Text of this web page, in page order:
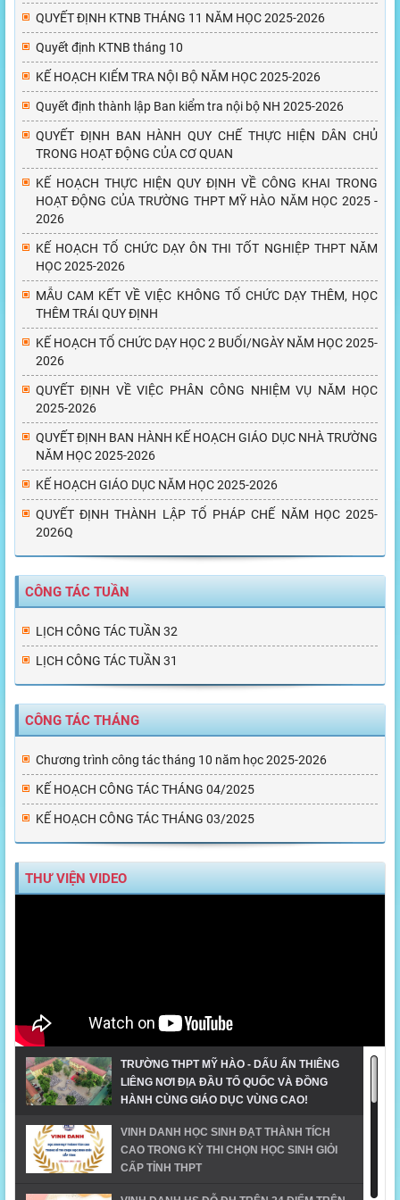
QUYẾT ĐỊNH KTNB THÁNG 11 NĂM HỌC 2025-2026
Quyết định KTNB tháng 10
KẾ HOẠCH KIỂM TRA NỘI BỘ NĂM HỌC 2025-2026
Quyết định thành lập Ban kiểm tra nội bộ NH 2025-2026
QUYẾT ĐỊNH BAN HÀNH QUY CHẾ THỰC HIỆN DÂN CHỦ
TRONG HOẠT ĐỘNG CỦA CƠ QUAN
KẾ HOẠCH THỰC HIỆN QUY ĐỊNH VỀ CÔNG KHAI TRONG
HOẠT ĐỘNG CỦA TRƯỜNG THPT MỸ HÀO NĂM HỌC 2025 -
2026
KẾ HOẠCH TỔ CHỨC DẠY ÔN THI TỐT NGHIỆP THPT NĂM
HỌC 2025-2026
MẪU CAM KẾT VỀ VIỆC KHÔNG TỔ CHỨC DẠY THÊM, HỌC
THÊM TRÁI QUY ĐỊNH
KẾ HOẠCH TỔ CHỨC DẠY HỌC 2 BUỔI/NGÀY NĂM HỌC 2025-
2026
QUYẾT ĐỊNH VỀ VIỆC PHÂN CÔNG NHIỆM VỤ NĂM HỌC
2025-2026
QUYẾT ĐỊNH BAN HÀNH KẾ HOẠCH GIÁO DỤC NHÀ TRƯỜNG
NĂM HỌC 2025-2026
KẾ HOẠCH GIÁO DỤC NĂM HỌC 2025-2026
QUYẾT ĐỊNH THÀNH LẬP TỔ PHÁP CHẾ NĂM HỌC 2025-
2026Q
CÔNG TÁC TUẦN
LỊCH CÔNG TÁC TUẦN 32
LỊCH CÔNG TÁC TUẦN 31
CÔNG TÁC THÁNG
Chương trình công tác tháng 10 năm học 2025-2026
KẾ HOẠCH CÔNG TÁC THÁNG 04/2025
KẾ HOẠCH CÔNG TÁC THÁNG 03/2025
THƯ VIỆN VIDEO
TRƯỜNG THPT MỸ HÀO - DẤU ẤN THIÊNG
LIÊNG NƠI ĐỊA ĐẦU TỔ QUỐC VÀ ĐỒNG
HÀNH CÙNG GIÁO DỤC VÙNG CAO!
VINH DANH HỌC SINH ĐẠT THÀNH TÍCH
CAO TRONG KỲ THI CHỌN HỌC SINH GIỎI
CẤP TỈNH THPT